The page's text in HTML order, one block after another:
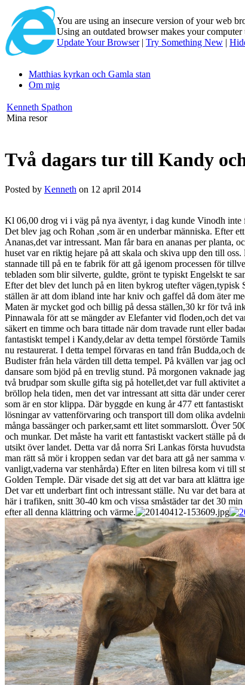
You are using an insecure version ofyour web
Using an outdated browser makes your
Update Your Browser| Try Something New |
Matthias kyrkan och Gamla stan
Om mig
Kenneth Spathon
Mina resor
Två dagars tur till Kandy
Posted by Kenneth on 12 april 2014
Kl 06,00 drog vi i väg på nya äventyr, i dag kunde Vinodh inte
Det blev jag och Rohan ,som är en underbar människa. Efter
Ananas,det var intressant. Man får bara en ananas per planta,
huset var en riktig hejare på att skala och skiva upp den till
stannade till på en te fabrik för att gå igenom processen för
tebladen som blir silverte, guldte, grönt te typiskt Engelskt te
Efter det blev det lunch på en liten bykrog utefter vägen,typisk
ställen är att dom ibland inte har kniv och gaffel då dom äter
Maten är mycket god och billig på dessa ställen,30 kr för två
Pinnawala för att se mängder av Elefanter vid floden,och det
säkert en timme och bara tittade när dom travade runt eller
fantastiskt tempel i Kandy,delar av detta tempel förstörde
nu restaurerat. I detta tempel förvaras en tand från Budda,och
Budister från hela värden till detta tempel. På kvällen var jag
dansare som bjöd på en trevlig stund. På morgonen vaknade
två brudpar som skulle gifta sig på hotellet,det var full aktivitet
bröllop hela tiden, men det var intressant att sitta där under
som är en stor klippa. Där byggde en kung år 477 ett
lösningar av vattenförvaring och transport till dom olika
många bassänger och parker,samt ett litet sommarslott. Över
och munkar. Det måste ha varit ett fantastiskt vackert ställe på
utsikt över landet. Detta var då norra Sri Lankas första
man rätt så mör i kroppen sedan var det bara att gå ner samma
vanligt,vaderna var stenhårda) Efter en liten bilresa kom vi till
Golden Temple. Där visade det sig att det var bara att klättra
Det var ett underbart fint och intressant ställe. Nu var det bara
här i trafiken, snitt 30-40 km och vissa småstäder tar det 30
efter all denna klättring och värme.